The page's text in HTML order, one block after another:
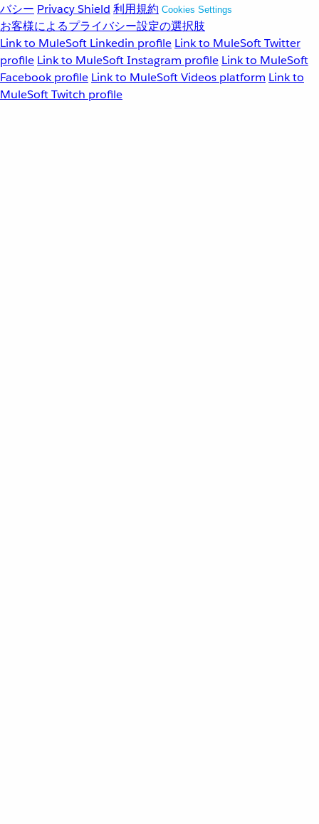
バシー Privacy Shield 利用規約 Cookies Settings
お客様によるプライバシー設定の選択肢
Link to MuleSoft Linkedin profile Link to MuleSoft Twitter
profile Link to MuleSoft Instagram profile Link to MuleSoft
Facebook profile Link to MuleSoft Videos platform Link to
MuleSoft Twitch profile